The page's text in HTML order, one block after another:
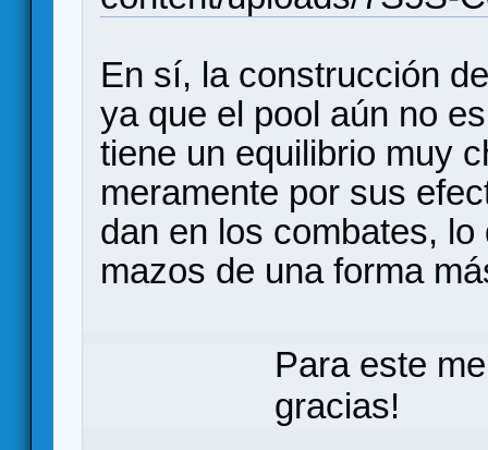
En sí, la construcción
ya que el pool aún no
tiene un equilibrio muy
meramente por sus
dan en los combates,
mazos de una forma
Para este
gracias!